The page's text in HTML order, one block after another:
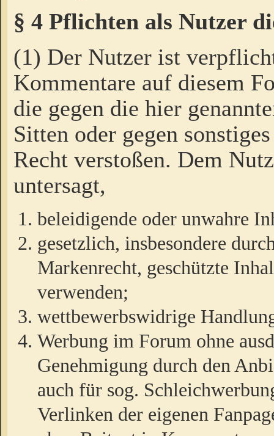
§ 4 Pflichten als Nutzer
(1) Der Nutzer ist
Kommentare auf diesem
die gegen die hier
Sitten oder gegen
Recht verstoßen. Dem
untersagt,
beleidigende oder unwahre
gesetzlich, insbesondere
Markenrecht, geschützte
verwenden;
wettbewerbswidrige
Werbung im Forum ohne
Genehmigung durch den
auch für sog.
Verlinken der eigenen